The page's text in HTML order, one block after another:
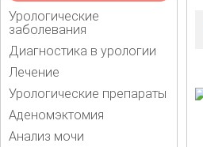
Урологические
заболевания
Диагностика в урологии
Лечение
Урологические препараты
Аденомэктомия
Анализ мочи